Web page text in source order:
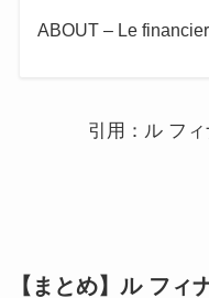
ABOUT – Le
引用：ル フ
【まとめ】ル フィ